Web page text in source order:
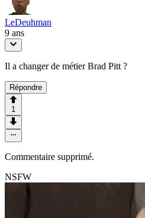
LeDeuhman
9 ans
Il a changer de métier Brad Pitt ?
Répondre
1
Commentaire supprimé.
NSFW